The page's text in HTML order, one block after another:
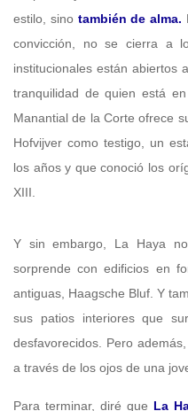
estilo, sinotambién de alma.
convicción, no se cierra a
institucionales están abiertos
tranquilidad de quien está
Manantial de la Corte ofrece
Hofvijver como testigo, un
los años y que conoció los
XIII.
Y sin embargo, La Haya
sorprende con edificios en
antiguas, Haagsche Bluf. Y
sus patios interiores que
desfavorecidos. Pero
a través de los ojos de una
Para terminar, diré que La